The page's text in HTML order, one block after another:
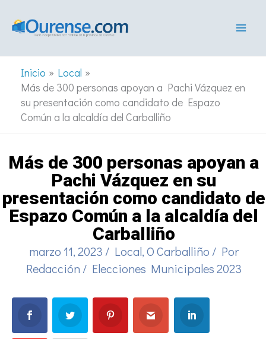
Inicio
Local
Más de 300 personas apoyan a Pachi Vázquez en
su presentación como candidato de Espazo
Común a la alcaldía del Carballiño
Más de 300 personas apoyan a
Pachi Vázquez en su
presentación como candidato de
Espazo Común a la alcaldía del
Carballiño
marzo 11, 2023 / Local,O Carballiño / Por
Redacción / Elecciones Municipales 2023